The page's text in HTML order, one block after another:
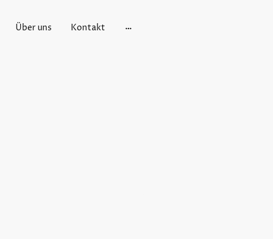
Über uns Kontakt